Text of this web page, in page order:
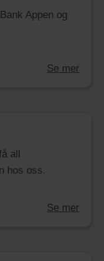
Appen og
Se mer
all
hos oss.
Se mer